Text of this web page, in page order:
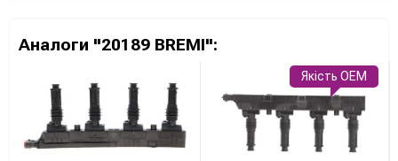
Аналоги "20189 BREMI":
Якість OEM